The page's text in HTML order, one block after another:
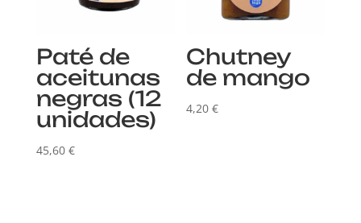
Paté de
aceitunas
negras (12
unidades)
45,60 €
Chutney
de mango
4,20€